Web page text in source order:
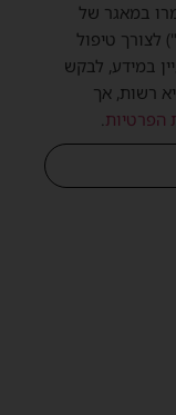
במאגר של
טיפול
במידע, לבקש
רשות, אך
הפרטיות